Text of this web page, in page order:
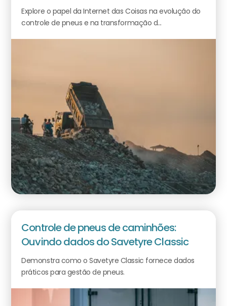
Explore o papel da Internet das Coisas na evolução do
controle de pneus e na transformação d...
Controle de pneus de caminhões:
Ouvindo dados do Savetyre Classic
Demonstra como o Savetyre Classic fornece dados
práticos para gestão de pneus.